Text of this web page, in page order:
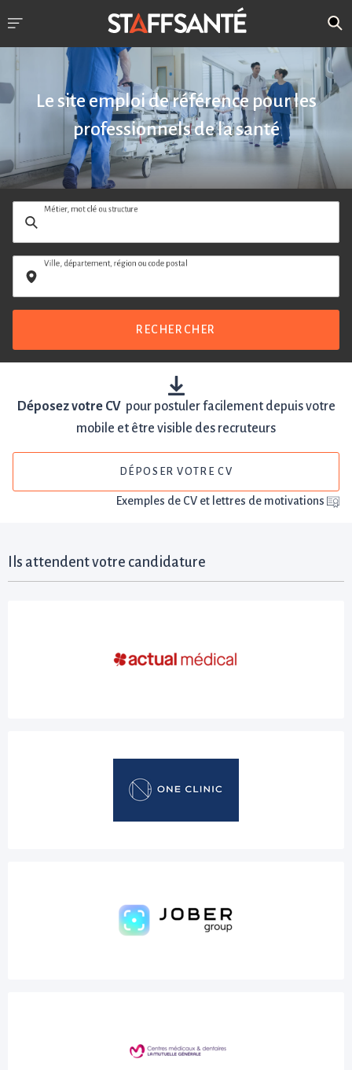
Le site emploi de référence pour les
professionnels de la santé
Métier, mot clé ou structure
Ville, département, région ou code postal
RECHERCHER
Déposez votre CVpour postuler facilement depuis votre
mobile et être visible des recruteurs
DÉPOSER VOTRE CV
Exemples de CV et lettres de motivations
Ils attendent votre candidature